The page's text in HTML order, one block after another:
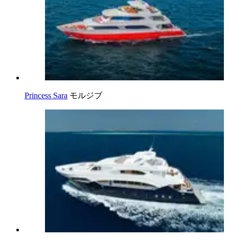
Princess Sara モルジブ